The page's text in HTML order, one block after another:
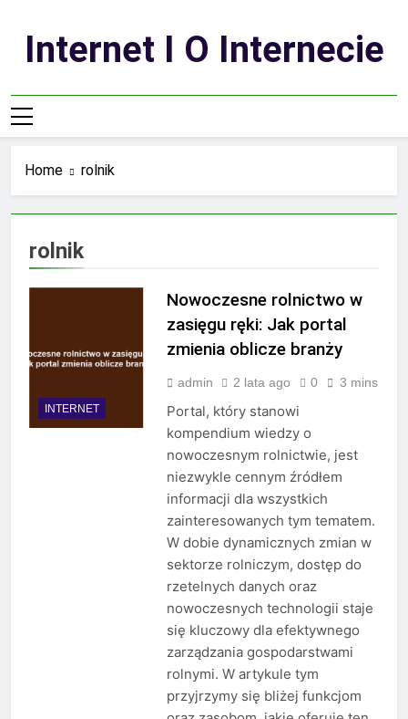
contentInternet I O Internecie
Home rolnik
rolnik
INTERNET
Nowoczesne rolnictwo w
zasięgu ręki: Jak portal
zmienia oblicze branży
admin 2 lata ago 0 3 mins
Portal, który stanowi
kompendium wiedzy o
nowoczesnym rolnictwie, jest
niezwykle cennym źródłem
informacji dla wszystkich
zainteresowanych tym tematem.
W dobie dynamicznych zmian w
sektorze rolniczym, dostęp do
rzetelnych danych oraz
nowoczesnych technologii staje
się kluczowy dla efektywnego
zarządzania gospodarstwami
rolnymi. W artykule tym
przyjrzymy się bliżej funkcjom